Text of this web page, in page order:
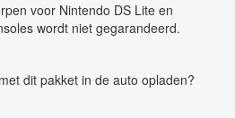
voor Nintendo DS Lite en
wordt niet gegarandeerd.
dit pakket in de auto opladen?